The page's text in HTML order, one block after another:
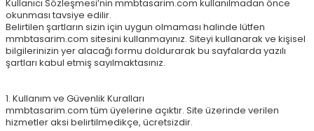
Kullanıcı Sözleşmesi’nin mmbtasarim.com kullanılmadan önce
okunması tavsiye edilir.
Belirtilen şartların sizin için uygun olmaması halinde lütfen
mmbtasarim.com sitesini kullanmayınız. Siteyi kullanarak ve kişisel
bilgilerinizin yer alacağı formu doldurarak bu sayfalarda yazılı
şartları kabul etmiş sayılmaktasınız.
1. Kullanım ve Güvenlik Kuralları
mmbtasarim.com tüm üyelerine açıktır. Site üzerinde verilen
hizmetler aksi belirtilmedikçe, ücretsizdir.